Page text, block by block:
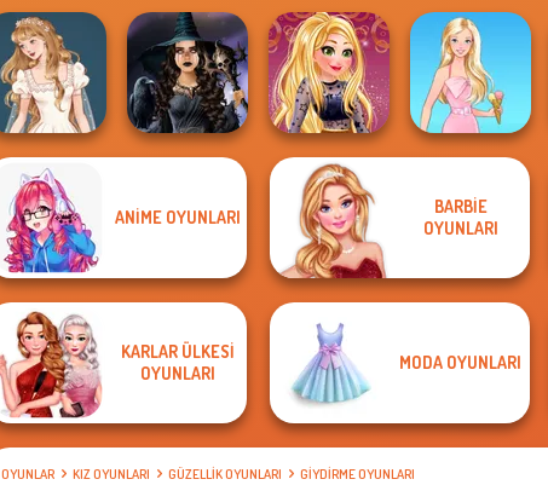
Wedding Dress
Design 2
Mystic Coven The
Online Selfie
Stories
Barbie
ANIME OYUNLARI
BARBIE
OYUNLARI
KARLAR ÜLKESI
OYUNLARI
MODA OYUNLARI
OYUNLAR KIZ OYUNLARI GÜZELLIK OYUNLARI GIYDIRME OYUNLARI